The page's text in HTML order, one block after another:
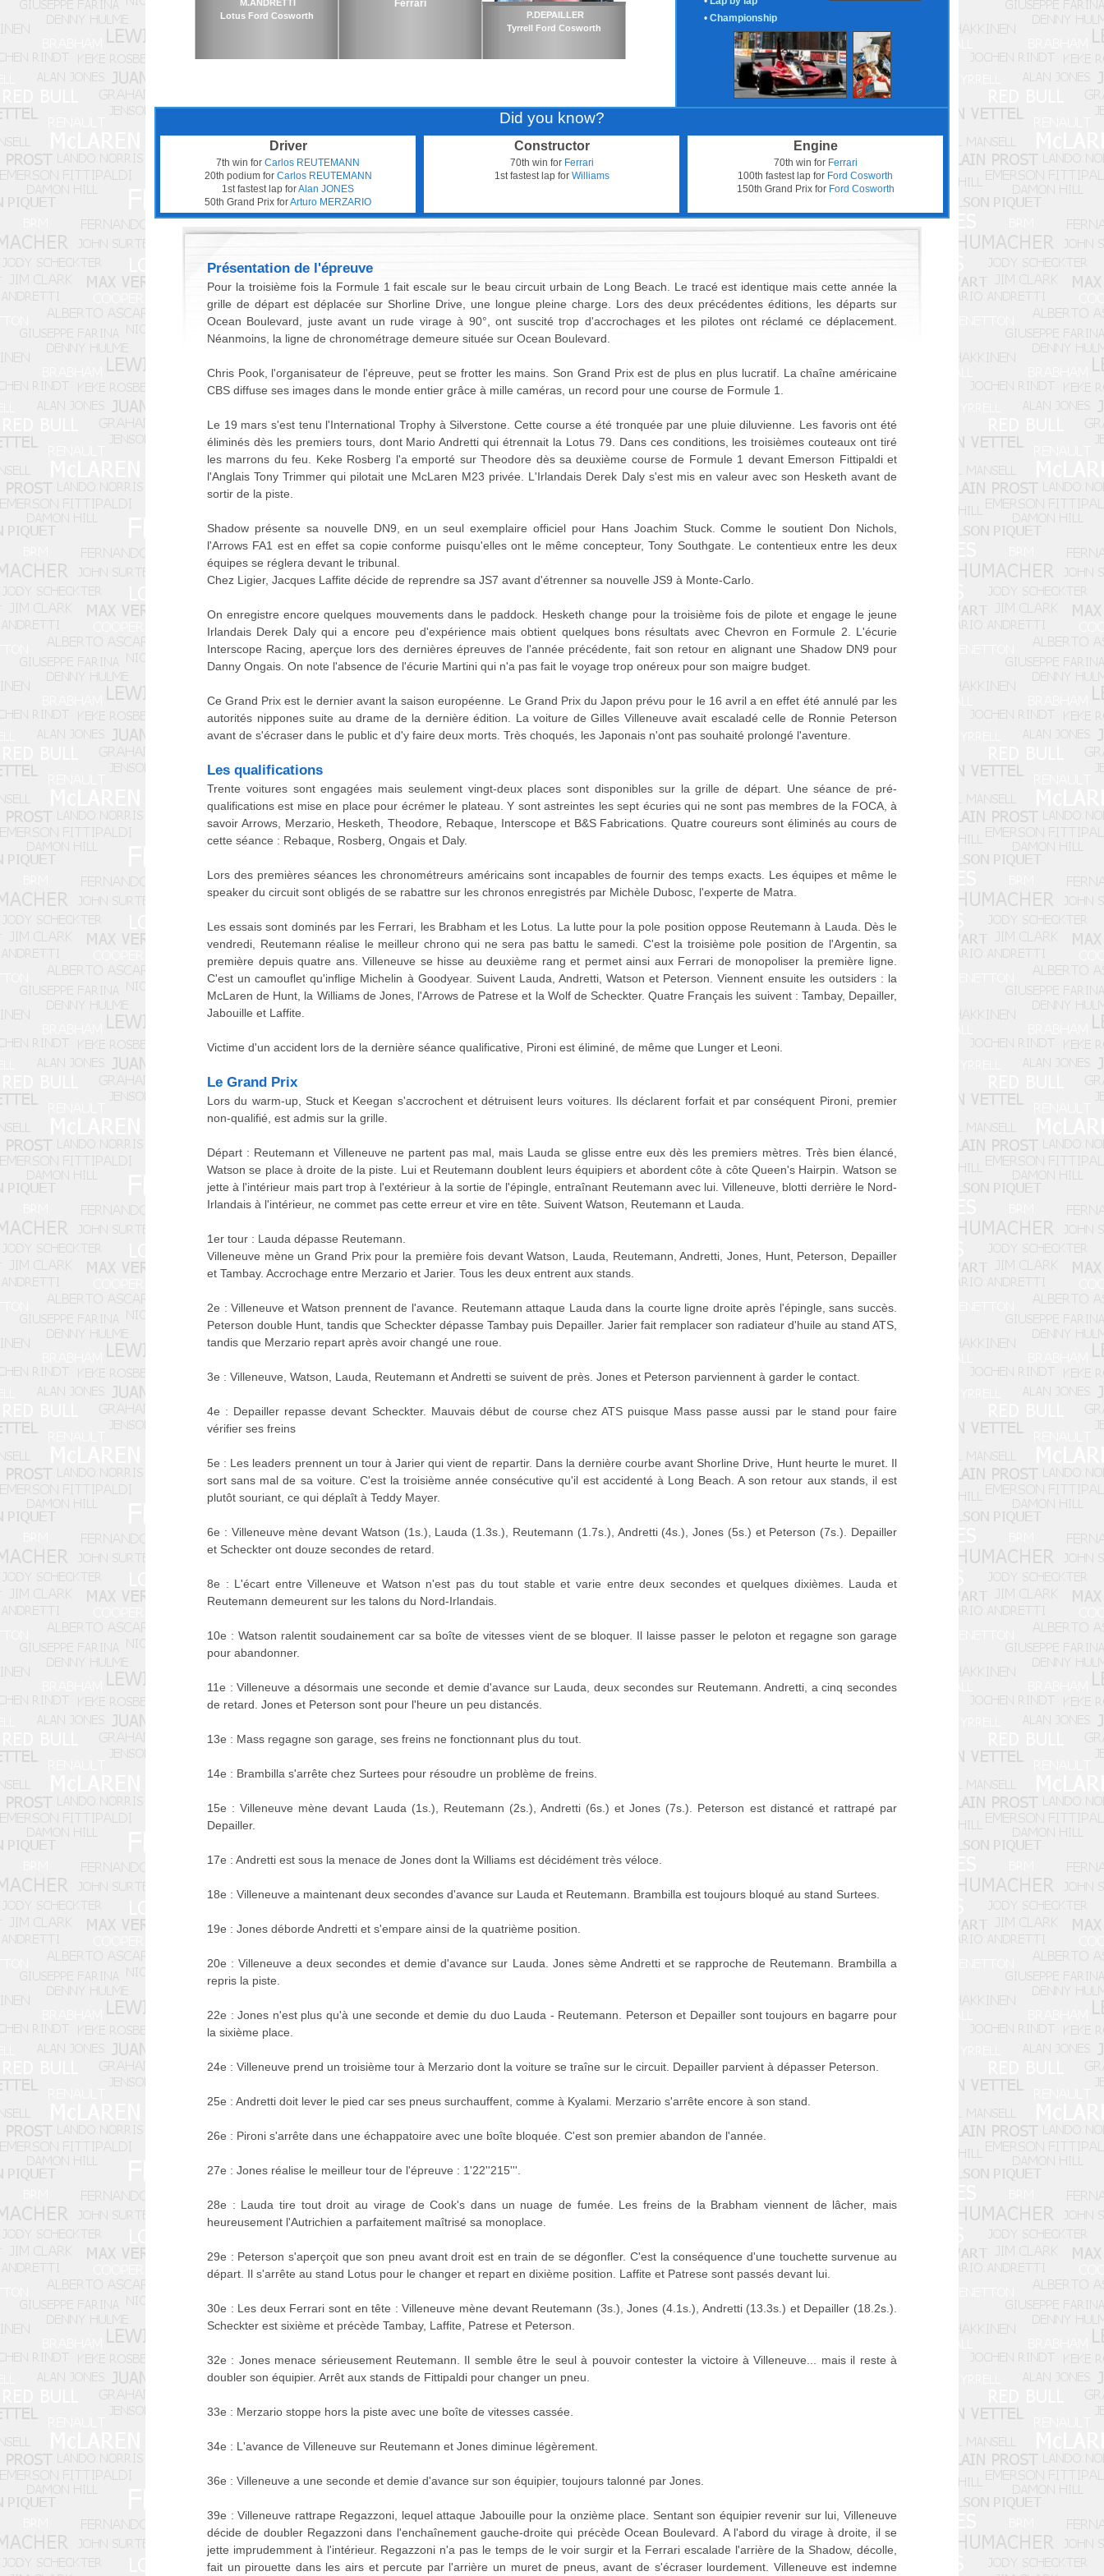
M.ANDRETTI
Lotus Ford Cosworth
Ferrari
P.DEPAILLER
Tyrrell Ford Cosworth
• Championship
Did you know?
Driver
7th win for Carlos REUTEMANN
20th podium for Carlos REUTEMANN
1st fastest lap forAlan JONES
50th Grand Prix forArturo MERZARIO
Constructor
70th win for Ferrari
1st fastest lap for Williams
Engine
70th win for Ferrari
100th fastest lap for Ford Cosworth
150th Grand Prix for Ford Cosworth
Présentation de l'épreuve
Pour la troisième fois la Formule 1 fait escale sur le beau circuit urbain de Long Beach. Le tracé est identique mais cette année la
grille de départ est déplacée sur Shorline Drive, une longue pleine charge. Lors des deux précédentes éditions, les départs sur
Ocean Boulevard, juste avant un rude virage à 90°, ont suscité trop d'accrochages et les pilotes ont réclamé ce déplacement.
Néanmoins, la ligne de chronométrage demeure située sur Ocean Boulevard.
Chris Pook, l'organisateur de l'épreuve, peut se frotter les mains. Son Grand Prix est de plus en plus lucratif. La chaîne américaine
CBS diffuse ses images dans le monde entier grâce à mille caméras, un record pour une course de Formule 1.
Le 19 mars s'est tenu l'International Trophy à Silverstone. Cette course a été tronquée par une pluie diluvienne. Les favoris ont été
éliminés dès les premiers tours, dont Mario Andretti qui étrennait la Lotus 79. Dans ces conditions, les troisièmes couteaux ont tiré
les marrons du feu. Keke Rosberg l'a emporté sur Theodore dès sa deuxième course de Formule 1 devant Emerson Fittipaldi et
l'Anglais Tony Trimmer qui pilotait une McLaren M23 privée. L'Irlandais Derek Daly s'est mis en valeur avec son Hesketh avant de
sortir de la piste.
Shadow présente sa nouvelle DN9, en un seul exemplaire officiel pour Hans Joachim Stuck. Comme le soutient Don Nichols,
l'Arrows FA1 est en effet sa copie conforme puisqu'elles ont le même concepteur, Tony Southgate. Le contentieux entre les deux
équipes se réglera devant le tribunal.
Chez Ligier, Jacques Laffite décide de reprendre sa JS7 avant d'étrenner sa nouvelle JS9 à Monte-Carlo.
On enregistre encore quelques mouvements dans le paddock. Hesketh change pour la troisième fois de pilote et engage le jeune
Irlandais Derek Daly qui a encore peu d'expérience mais obtient quelques bons résultats avec Chevron en Formule 2. L'écurie
Interscope Racing, aperçue lors des dernières épreuves de l'année précédente, fait son retour en alignant une Shadow DN9 pour
Danny Ongais. On note l'absence de l'écurie Martini qui n'a pas fait le voyage trop onéreux pour son maigre budget.
Ce Grand Prix est le dernier avant la saison européenne. Le Grand Prix du Japon prévu pour le 16 avril a en effet été annulé par les
autorités nippones suite au drame de la dernière édition. La voiture de Gilles Villeneuve avait escaladé celle de Ronnie Peterson
avant de s'écraser dans le public et d'y faire deux morts. Très choqués, les Japonais n'ont pas souhaité prolongé l'aventure.
Les qualifications
Trente voitures sont engagées mais seulement vingt-deux places sont disponibles sur la grille de départ. Une séance de pré-
qualifications est mise en place pour écrémer le plateau. Y sont astreintes les sept écuries qui ne sont pas membres de la FOCA, à
savoir Arrows, Merzario, Hesketh, Theodore, Rebaque, Interscope et B&S Fabrications. Quatre coureurs sont éliminés au cours de
cette séance : Rebaque, Rosberg, Ongais et Daly.
Lors des premières séances les chronométreurs américains sont incapables de fournir des temps exacts. Les équipes et même le
speaker du circuit sont obligés de se rabattre sur les chronos enregistrés par Michèle Dubosc, l'experte de Matra.
Les essais sont dominés par les Ferrari, les Brabham et les Lotus. La lutte pour la pole position oppose Reutemann à Lauda. Dès le
vendredi, Reutemann réalise le meilleur chrono qui ne sera pas battu le samedi. C'est la troisième pole position de l'Argentin, sa
première depuis quatre ans. Villeneuve se hisse au deuxième rang et permet ainsi aux Ferrari de monopoliser la première ligne.
C'est un camouflet qu'inflige Michelin à Goodyear. Suivent Lauda, Andretti, Watson et Peterson. Viennent ensuite les outsiders : la
McLaren de Hunt, la Williams de Jones, l'Arrows de Patrese et la Wolf de Scheckter. Quatre Français les suivent : Tambay, Depailler,
Jabouille et Laffite.
Victime d'un accident lors de la dernière séance qualificative, Pironi est éliminé, de même que Lunger et Leoni.
Le Grand Prix
Lors du warm-up, Stuck et Keegan s'accrochent et détruisent leurs voitures. Ils déclarent forfait et par conséquent Pironi, premier
non-qualifié, est admis sur la grille.
Départ : Reutemann et Villeneuve ne partent pas mal, mais Lauda se glisse entre eux dès les premiers mètres. Très bien élancé,
Watson se place à droite de la piste. Lui et Reutemann doublent leurs équipiers et abordent côte à côte Queen's Hairpin. Watson se
jette à l'intérieur mais part trop à l'extérieur à la sortie de l'épingle, entraînant Reutemann avec lui. Villeneuve, blotti derrière le Nord-
Irlandais à l'intérieur, ne commet pas cette erreur et vire en tête. Suivent Watson, Reutemann et Lauda.
1er tour : Lauda dépasse Reutemann.
Villeneuve mène un Grand Prix pour la première fois devant Watson, Lauda, Reutemann, Andretti, Jones, Hunt, Peterson, Depailler
et Tambay. Accrochage entre Merzario et Jarier. Tous les deux entrent aux stands.
2e : Villeneuve et Watson prennent de l'avance. Reutemann attaque Lauda dans la courte ligne droite après l'épingle, sans succès.
Peterson double Hunt, tandis que Scheckter dépasse Tambay puis Depailler. Jarier fait remplacer son radiateur d'huile au stand ATS,
tandis que Merzario repart après avoir changé une roue.
3e : Villeneuve, Watson, Lauda, Reutemann et Andretti se suivent de près. Jones et Peterson parviennent à garder le contact.
4e : Depailler repasse devant Scheckter. Mauvais début de course chez ATS puisque Mass passe aussi par le stand pour faire
vérifier ses freins
5e : Les leaders prennent un tour à Jarier qui vient de repartir. Dans la dernière courbe avant Shorline Drive, Hunt heurte le muret. Il
sort sans mal de sa voiture. C'est la troisième année consécutive qu'il est accidenté à Long Beach. A son retour aux stands, il est
plutôt souriant, ce qui déplaît à Teddy Mayer.
6e : Villeneuve mène devant Watson (1s.), Lauda (1.3s.), Reutemann (1.7s.), Andretti (4s.), Jones (5s.) et Peterson (7s.). Depailler
et Scheckter ont douze secondes de retard.
8e : L'écart entre Villeneuve et Watson n'est pas du tout stable et varie entre deux secondes et quelques dixièmes. Lauda et
Reutemann demeurent sur les talons du Nord-Irlandais.
10e : Watson ralentit soudainement car sa boîte de vitesses vient de se bloquer. Il laisse passer le peloton et regagne son garage
pour abandonner.
11e : Villeneuve a désormais une seconde et demie d'avance sur Lauda, deux secondes sur Reutemann. Andretti, a cinq secondes
de retard. Jones et Peterson sont pour l'heure un peu distancés.
13e : Mass regagne son garage, ses freins ne fonctionnant plus du tout.
14e : Brambilla s'arrête chez Surtees pour résoudre un problème de freins.
15e : Villeneuve mène devant Lauda (1s.), Reutemann (2s.), Andretti (6s.) et Jones (7s.). Peterson est distancé et rattrapé par
Depailler.
17e : Andretti est sous la menace de Jones dont la Williams est décidément très véloce.
18e : Villeneuve a maintenant deux secondes d'avance sur Lauda et Reutemann. Brambilla est toujours bloqué au stand Surtees.
19e : Jones déborde Andretti et s'empare ainsi de la quatrième position.
20e : Villeneuve a deux secondes et demie d'avance sur Lauda. Jones sème Andretti et se rapproche de Reutemann. Brambilla a
repris la piste.
22e : Jones n'est plus qu'à une seconde et demie du duo Lauda - Reutemann. Peterson et Depailler sont toujours en bagarre pour
la sixième place.
24e : Villeneuve prend un troisième tour à Merzario dont la voiture se traîne sur le circuit. Depailler parvient à dépasser Peterson.
25e : Andretti doit lever le pied car ses pneus surchauffent, comme à Kyalami. Merzario s'arrête encore à son stand.
26e : Pironi s'arrête dans une échappatoire avec une boîte bloquée. C'est son premier abandon de l'année.
27e : Jones réalise le meilleur tour de l'épreuve : 1'22''215'''.
28e : Lauda tire tout droit au virage de Cook's dans un nuage de fumée. Les freins de la Brabham viennent de lâcher, mais
heureusement l'Autrichien a parfaitement maîtrisé sa monoplace.
29e : Peterson s'aperçoit que son pneu avant droit est en train de se dégonfler. C'est la conséquence d'une touchette survenue au
départ. Il s'arrête au stand Lotus pour le changer et repart en dixième position. Laffite et Patrese sont passés devant lui.
30e : Les deux Ferrari sont en tête : Villeneuve mène devant Reutemann (3s.), Jones (4.1s.), Andretti (13.3s.) et Depailler (18.2s.).
Scheckter est sixième et précède Tambay, Laffite, Patrese et Peterson.
32e : Jones menace sérieusement Reutemann. Il semble être le seul à pouvoir contester la victoire à Villeneuve... mais il reste à
doubler son équipier. Arrêt aux stands de Fittipaldi pour changer un pneu.
33e : Merzario stoppe hors la piste avec une boîte de vitesses cassée.
34e : L'avance de Villeneuve sur Reutemann et Jones diminue légèrement.
36e : Villeneuve a une seconde et demie d'avance sur son équipier, toujours talonné par Jones.
39e : Villeneuve rattrape Regazzoni, lequel attaque Jabouille pour la onzième place. Sentant son équipier revenir sur lui, Villeneuve
décide de doubler Regazzoni dans l'enchaînement gauche-droite qui précède Ocean Boulevard. A l'abord du virage à droite, il se
jette imprudemment à l'intérieur. Regazzoni n'a pas le temps de le voir surgir et la Ferrari escalade l'arrière de la Shadow, décolle,
fait un pirouette dans les airs et percute par l'arrière un muret de pneus, avant de s'écraser lourdement. Villeneuve est indemne